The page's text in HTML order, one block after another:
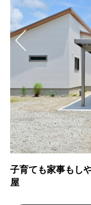
子育ても家事もし
屋